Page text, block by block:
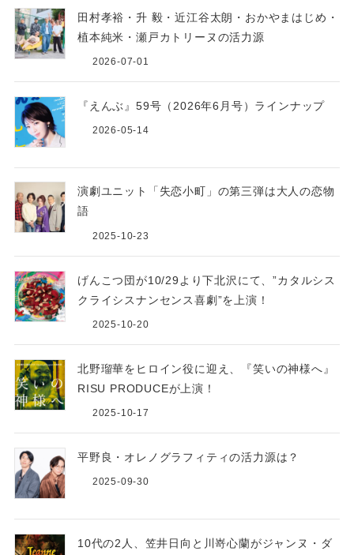
田村孝裕・升 毅・近江谷太朗・おかやまはじめ・
植本純米・瀬戸カトリーヌの活力源
2026-07-01
『えんぶ』59号（2026年6月号）ラインナップ
2026-05-14
演劇ユニット「失恋小町」の第三弾は大人の恋物
語
2025-10-23
げんこつ団が10/29より下北沢にて、”カタルシス
クライシスナンセンス喜劇”を上演！
2025-10-20
北野瑠華をヒロイン役に迎え、『笑いの神様へ』
RISU PRODUCEが上演！
2025-10-17
平野良・オレノグラフィティの活力源は？
2025-09-30
10代の2人、笠井日向と川嵜心蘭がジャンヌ・ダ